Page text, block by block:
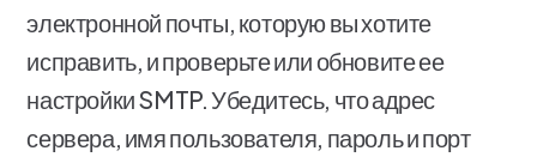
электронной почты, которую вы хотите
исправить, и проверьте или обновите ее
настройки SMTP. Убедитесь, что адрес
сервера, имя пользователя, пароль и порт